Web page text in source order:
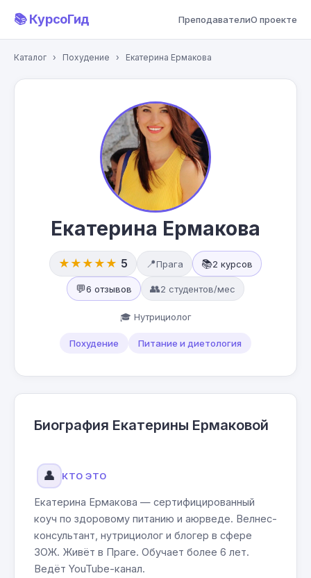
📚 КурсоГид ПреподавателиО проекте
Каталог › Похудение › Екатерина Ермакова
Екатерина Ермакова
★★★★★ 5 📍Прага 📚2 курсов
💬6 отзывов 👥2 студентов/мес
🎓 Нутрициолог
Похудение Питание и диетология
Биография Екатерины Ермаковой
👤 КТО ЭТО
Екатерина Ермакова — сертифицированный
коуч по здоровому питанию и аюрведе. Велнес-
консультант, нутрициолог и блогер в сфере
ЗОЖ. Живёт в Праге. Обучает более 6 лет.
Ведёт YouTube-канал.